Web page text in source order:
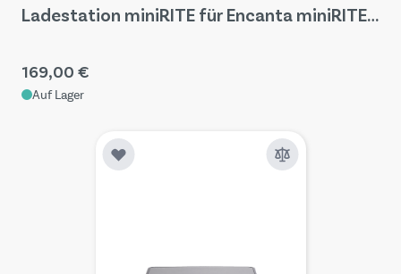
Ladestation miniRITE für Encanta miniRITE R
169,00 €
Auf Lager